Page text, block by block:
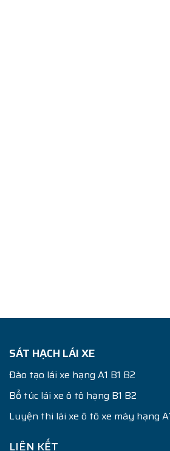
SÁT HẠCH LÁI XE
Đào tạo lái xe hạng A1 B1 B2
Bổ túc lái xe ô tô hạng B1 B2
Luyện thi lái xe ô tô xe máy hạng
LIÊN KẾT